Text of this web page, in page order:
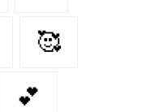
🥰
💕